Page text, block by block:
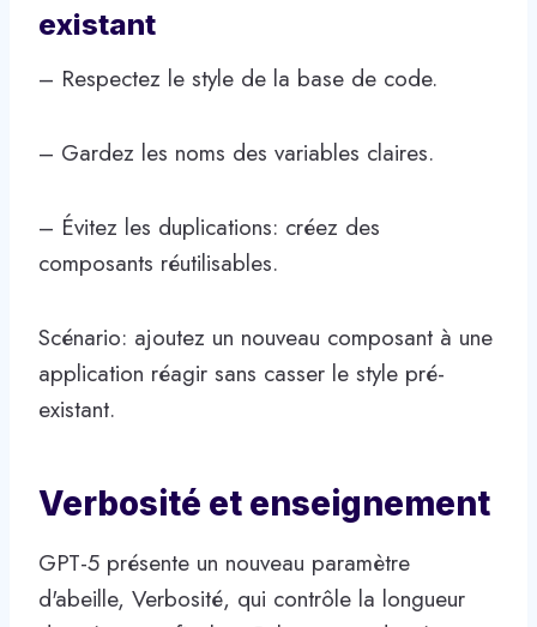
existant
– Respectez le style de la base de code.
– Gardez les noms des variables claires.
– Évitez les duplications: créez des
composants réutilisables.
Scénario: ajoutez un nouveau composant à une
application réagir sans casser le style pré-
existant.
Verbosité et enseignement
GPT-5 présente un nouveau paramètre
d'abeille, Verbosité, qui contrôle la longueur